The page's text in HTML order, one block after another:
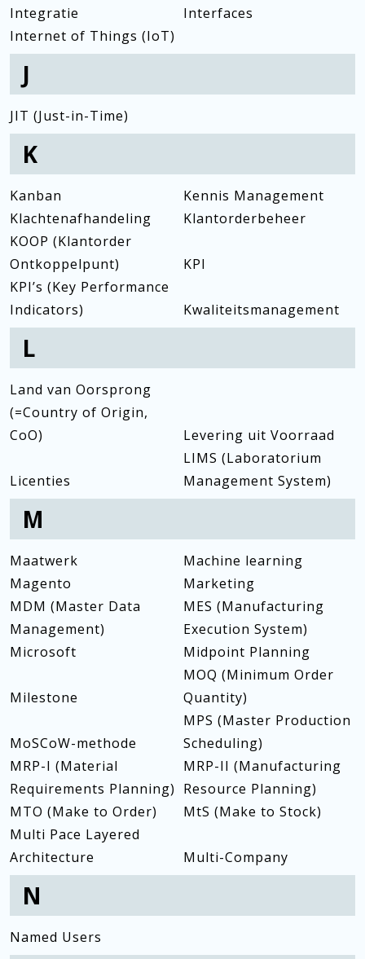
Integratie
Interfaces
Internet of Things (IoT)
J
JIT (Just-in-Time)
K
Kanban
Kennis Management
Klachtenafhandeling
Klantorderbeheer
KOOP (Klantorder
Ontkoppelpunt)
KPI
KPI’s (Key Performance
Indicators)
Kwaliteitsmanagement
L
Land van Oorsprong
(=Country of Origin,
CoO)
Levering uit Voorraad
Licenties
LIMS (Laboratorium
Management System)
M
Maatwerk
Machine learning
Magento
Marketing
MDM (Master Data
Management)
MES (Manufacturing
Execution System)
Microsoft
Midpoint Planning
Milestone
MOQ (Minimum Order
Quantity)
MoSCoW-methode
MPS (Master Production
Scheduling)
MRP-I (Material
Requirements Planning)
MRP-II (Manufacturing
Resource Planning)
MTO (Make to Order)
MtS (Make to Stock)
Multi Pace Layered
Architecture
Multi-Company
N
Named Users